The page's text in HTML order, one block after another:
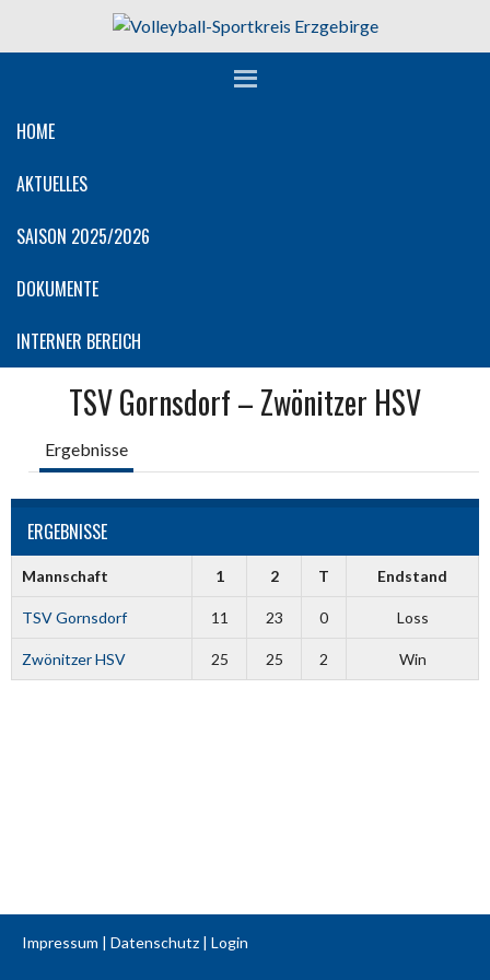
HOME
AKTUELLES
SAISON 2025/2026
DOKUMENTE
INTERNER BEREICH
TSV Gornsdorf – Zwönitzer HSV
Ergebnisse
ERGEBNISSE
Mannschaft 1 2 T Endstand
TSV Gornsdorf 11 23 0 Loss
Zwönitzer HSV 25 25 2 Win
Impressum | Datenschutz | Login